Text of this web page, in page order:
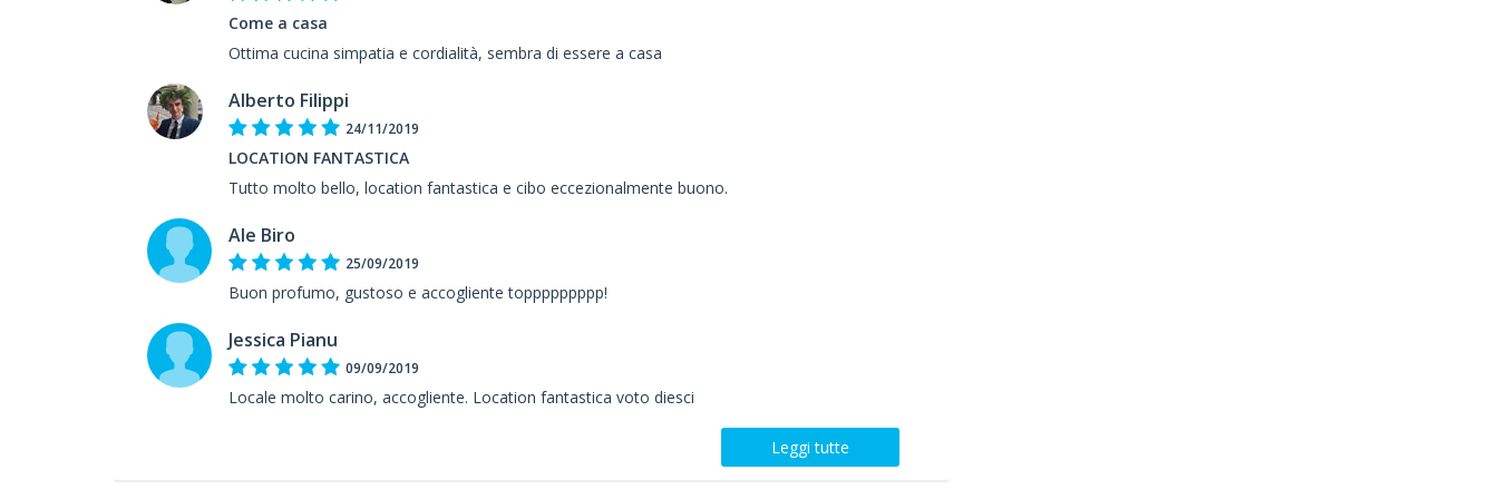
Come a casa
Ottima cucina simpatia e cordialità, sembra di essere a casa
Alberto Filippi
24/11/2019
LOCATION FANTASTICA
Tutto molto bello, location fantastica e cibo eccezionalmente buono.
Ale Biro
25/09/2019
Buon profumo, gustoso e accogliente toppppppppp!
Jessica Pianu
09/09/2019
Locale molto carino, accogliente. Location fantastica voto diesci
Leggi tutte